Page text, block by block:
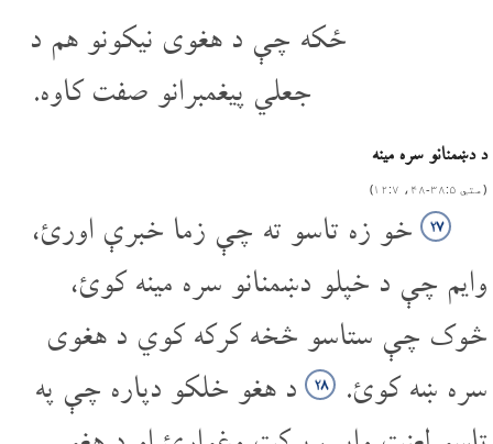
ځکه چې د هغوی نیکونو هم د
جعلي پیغمبرانو صفت کاوه.
د دښمنانو سره مینه
(متي ۵‏:‌۳۸‌‏-‌۴۸، ۷‏:‌۱۲)
۲۷ خو زه تاسو ته چې زما خبرې اورئ،
وایم چې د خپلو دښمنانو سره مینه کوئ،
څوک چې ستاسو څخه کرکه کوي د هغوی
سره ښه کوئ.
۲۸ د هغو خلکو دپاره چې په